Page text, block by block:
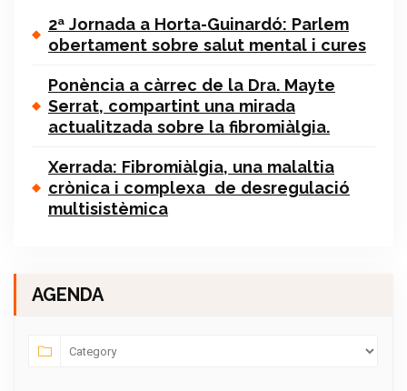
2ª Jornada a Horta-Guinardó: Parlem
obertament sobre salut mental i cures
Ponència a càrrec de la Dra. Mayte
Serrat, compartint una mirada
actualitzada sobre la fibromiàlgia.
Xerrada: Fibromiàlgia, una malaltia
crònica i complexa de desregulació
multisistèmica
AGENDA